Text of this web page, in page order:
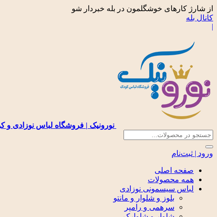
از شارژ کارهای خوشگلمون در بله خبردار شو
کانال بله
|
نورونیک | فروشگاه لباس نوزادی و
ورود | ثبت‌نام
صفحه اصلی
همه محصولات
لباس سیسمونی نوزادی
بلوز و شلوار و مانتو
سرهمی و رامپر